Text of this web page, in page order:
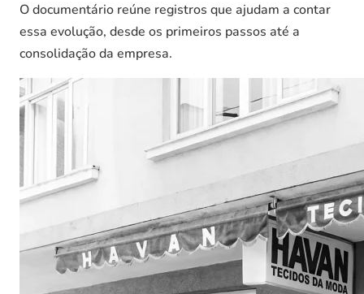
O documentário reúne registros que ajudam a contar
essa evolução, desde os primeiros passos até a
consolidação da empresa.